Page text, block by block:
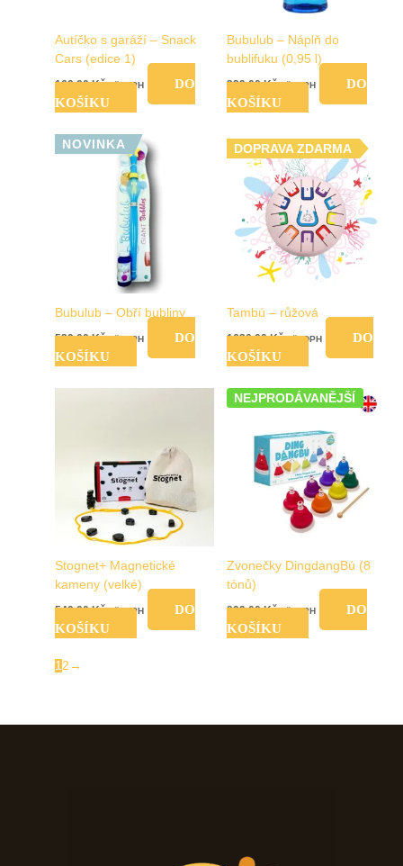
Autíčko s garáží – Snack
Cars (edice 1)
169,00Kč vč. DPH
DO
KOŠÍKU
stránce
produktu
Bubulub – Náplň do
bublifuku (0,95 l)
329,00Kč vč. DPH
DO
KOŠÍKU
NOVINKA
Bubulub – Obří bubliny
539,00Kč vč. DPH
DO
KOŠÍKU
DOPRAVA ZDARMA
Tambú – růžová
1630,00Kč vč. DPH
DO
KOŠÍKU
Stognet+ Magnetické
kameny (velké)
549,00Kč vč. DPH
DO
KOŠÍKU
NEJPRODÁVANĚJŠÍ
Zvonečky DingdangBú (8
tónů)
899,00Kč vč. DPH
DO
KOŠÍKU
12 →